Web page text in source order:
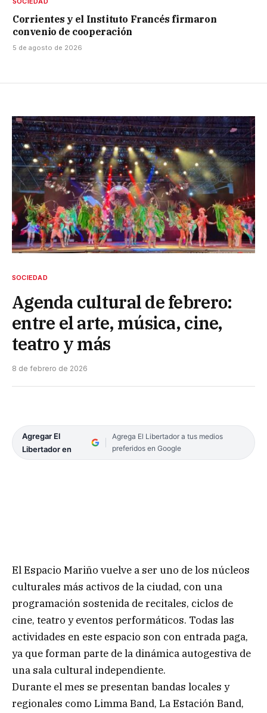
Corrientes y el Instituto Francés firmaron
convenio de cooperación
5 de agosto de 2026
SOCIEDAD
Agenda cultural de febrero:
entre el arte, música, cine,
teatro y más
8 de febrero de 2026
Agregar El
Libertador en
Agrega El Libertador a tus medios
preferidos en Google
El Espacio Mariño vuelve a ser uno de los núcleos
culturales más activos de la ciudad, con una
programación sostenida de recitales, ciclos de
cine, teatro y eventos performáticos. Todas las
actividades en este espacio son con entrada paga,
ya que forman parte de la dinámica autogestiva de
una sala cultural independiente.
Durante el mes se presentan bandas locales y
regionales como Limma Band, La Estación Band,